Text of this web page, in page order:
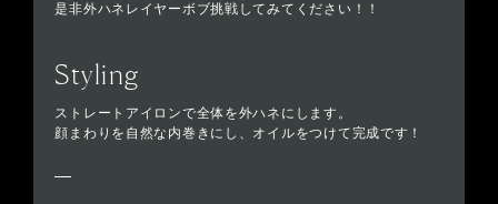
是非外ハネレイヤーボブ挑戦してみてください！！
Styling
ストレートアイロンで全体を外ハネにします。
顔まわりを自然な内巻きにし、オイルをつけて完成です！